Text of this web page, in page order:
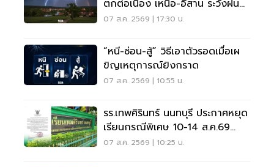
ตกต่อเนื่อง เหนือ-อีสาน ระวังฝน
ตกหนักมากบางแห่ง
07 ส.ค. 2569 | 17:30 น.
“หนี-ซ่อน-สู้” วิธีเอาตัวรอดเมื่อเผ
ขิญเหตุการณ์ยิงกราด
07 ส.ค. 2569 | 10:55 น.
รร.เทพศิรินทร์ นนทบุรี ประกาศหยุด
เรียนกรณีพิเศษ 10-14 ส.ค.69
หลังเหตุกราดยิง
07 ส.ค. 2569 | 10:25 น.